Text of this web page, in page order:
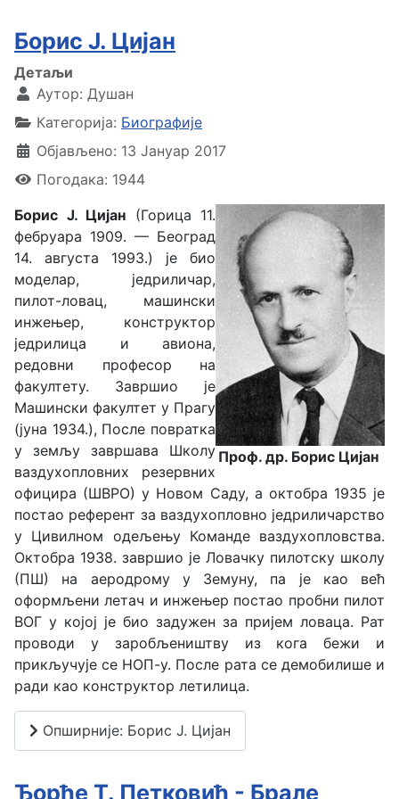
Борис Ј. Цијан
Детаљи
Аутор: Душан
Категорија: Биографије
Објављено: 13 Јануар 2017
Погодака: 1944
Проф. др. Борис Цијан
Борис Ј. Цијан (Горица 11.
фебруара 1909. — Београд
14. августа 1993.) је био
моделар, једриличар,
пилот-ловац, машински
инжењер, конструктор
једрилица и авиона,
редовни професор на
факултету. Завршио је
Машински факултет у Прагу
(јуна 1934.), После повратка
у земљу завршава Школу
ваздухопловних резервних
официра (ШВРО) у Новом Саду, а октобра 1935 је
постао референт за ваздухопловно једриличарство
у Цивилном одељењу Команде ваздухопловства.
Октобра 1938. завршио је Ловачку пилотску школу
(ПШ) на аеродрому у Земуну, па је као већ
оформљени летач и инжењер постао пробни пилот
ВОГ у којој је био задужен за пријем ловаца. Рат
проводи у заробљеништву из кога бежи и
прикључује се НОП-у. После рата се демобилише и
ради као конструктор летилица.
Опширније: Борис Ј. Цијан
Ђорђе Т. Петковић - Брале